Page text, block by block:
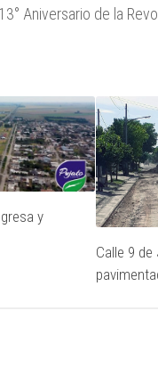
Aniversario de la
y
Calle 9